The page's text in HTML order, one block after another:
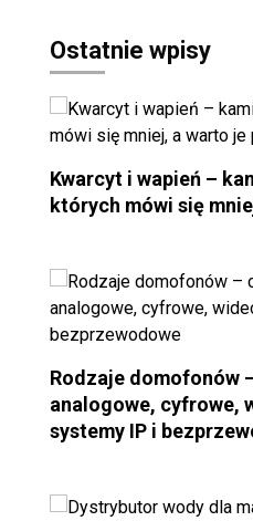
Ostatnie wpisy
Kwarcyt i wapień –
których mówi się
Rodzaje domofonów
analogowe, cyfrowe,
systemy IP i